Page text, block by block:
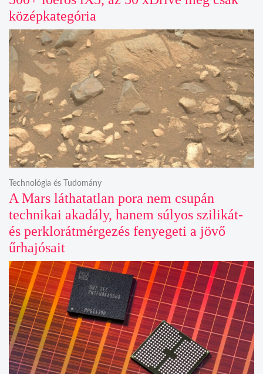
középkategória
A Mars láthatatlan pora nem csupán
technikai akadály, hanem súlyos szilikát-
és perklorátmérgezés fenyegeti a jövő
űrhajósait
Technológia és Tudomány